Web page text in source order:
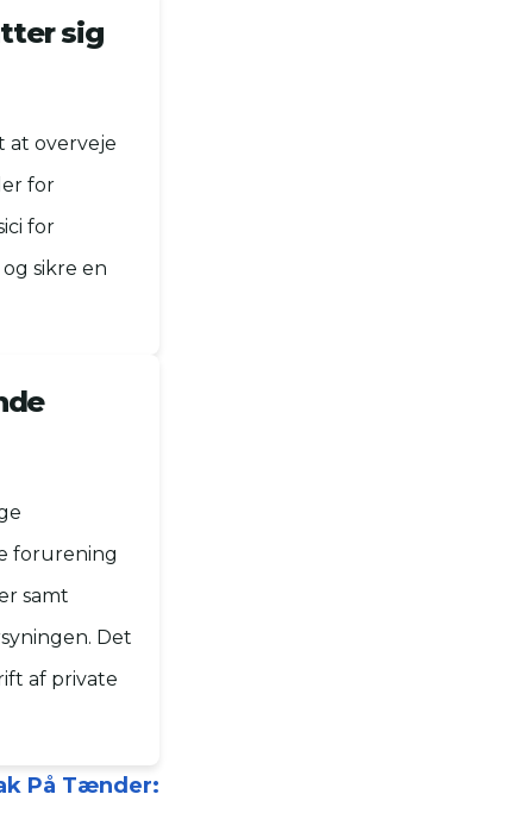
sig
at overveje
for
for
sikre en
forurening
samt
Det
af private
På Tænder: